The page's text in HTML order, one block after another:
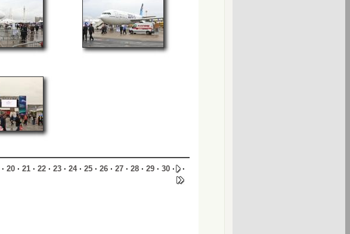
· 20 · 21 · 22 · 23 · 24· 25 · 26 · 27 · 28 · 29 · 30 · ·